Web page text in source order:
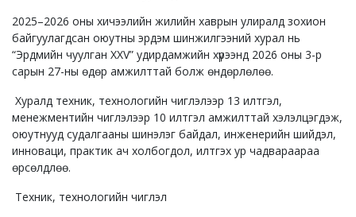
2025–2026 оны хичээлийн жилийн хаврын улиралд зохион
байгуулагдсан оюутны эрдэм шинжилгээний хурал нь
“Эрдмийн чуулган XXV” удирдамжийн хүрээнд 2026 оны 3-р
сарын 27-ны өдөр амжилттай болж өндөрлөлөө.
Хуралд техник, технологийн чиглэлээр 13 илтгэл,
менежментийн чиглэлээр 10 илтгэл амжилттай хэлэлцэгдэж,
оюутнууд судалгааны шинэлэг байдал, инженерийн шийдэл,
инноваци, практик ач холбогдол, илтгэх ур чадвараараа
өрсөлдлөө.
Техник, технологийн чиглэл